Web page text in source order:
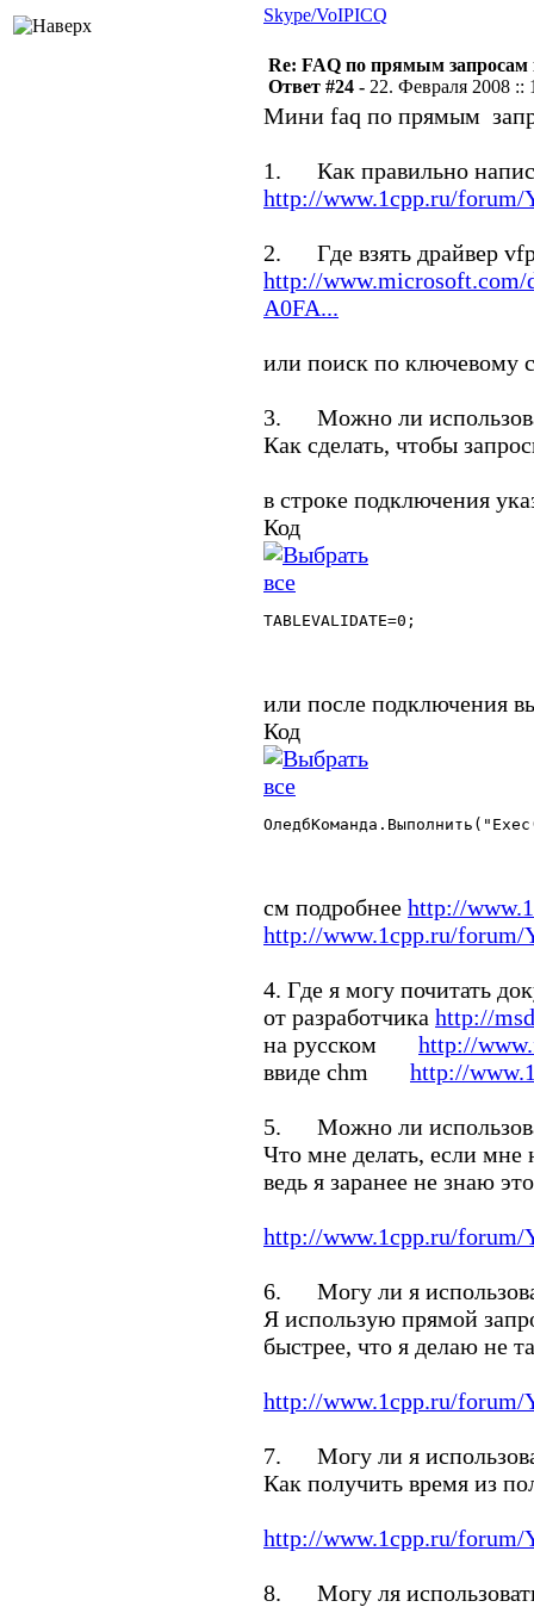
Skype/VoIPICQ
Re: FAQ по прямым
Ответ #24 - 22. Февраля 2008 ::
Мини faq по прямым
1. Как правильно
http://www.1cpp.ru/forum/
2. Где взять драйвер
http://www.microsoft.com/
A0FA...
или поиск по ключевому
3. Можно ли
Как сделать, чтобы
в строке подключения
Код
TABLEVALIDATE=0;
или после подключения
Код
см подробнее http://
http://www.1cpp.ru/forum/
4. Где я могу почитать
от разработчика http://
на русском http://
ввиде chm http://
5. Можно ли
Что мне делать, если
ведь я заранее не знаю
http://www.1cpp.ru/forum/
6. Могу ли я
Я использую прямой
быстрее, что я делаю не
http://www.1cpp.ru/forum/
7. Могу ли я
Как получить время из
http://www.1cpp.ru/forum/
8. Могу ля